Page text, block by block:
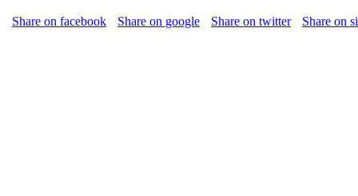
Share on facebook Share on google Share on twitter Share on